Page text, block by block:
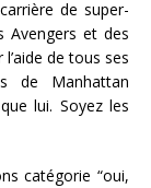
de super-
Avengers et des
de tous ses
de Manhattan
lui. Soyez les
catégorie “oui,